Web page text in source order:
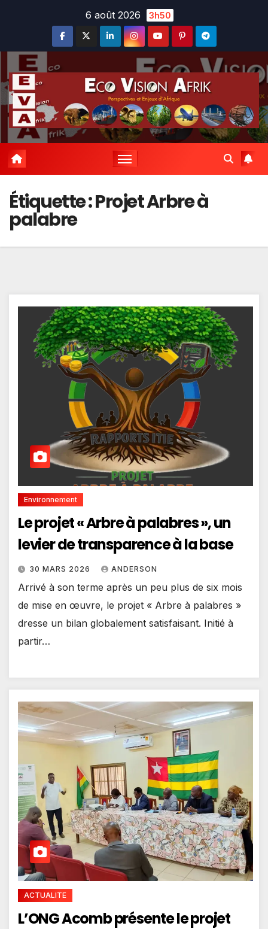
6 août 2026 3h50
Étiquette :Projet Arbre à
palabre
Environnement
Le projet « Arbre à palabres », un
levier de transparence à la base
30 MARS 2026 ANDERSON
Arrivé à son terme après un peu plus de six mois
de mise en œuvre, le projet « Arbre à palabres »
dresse un bilan globalement satisfaisant. Initié à
partir…
ACTUALITE
L’ONG Acomb présente le projet